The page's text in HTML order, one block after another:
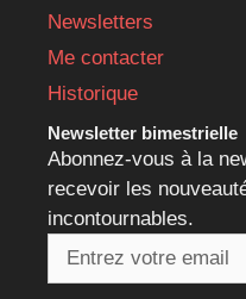
Newsletters
Me contacter
Historique
Newsletter bimestrielle
Abonnez-vous à la
recevoir les
incontournables.